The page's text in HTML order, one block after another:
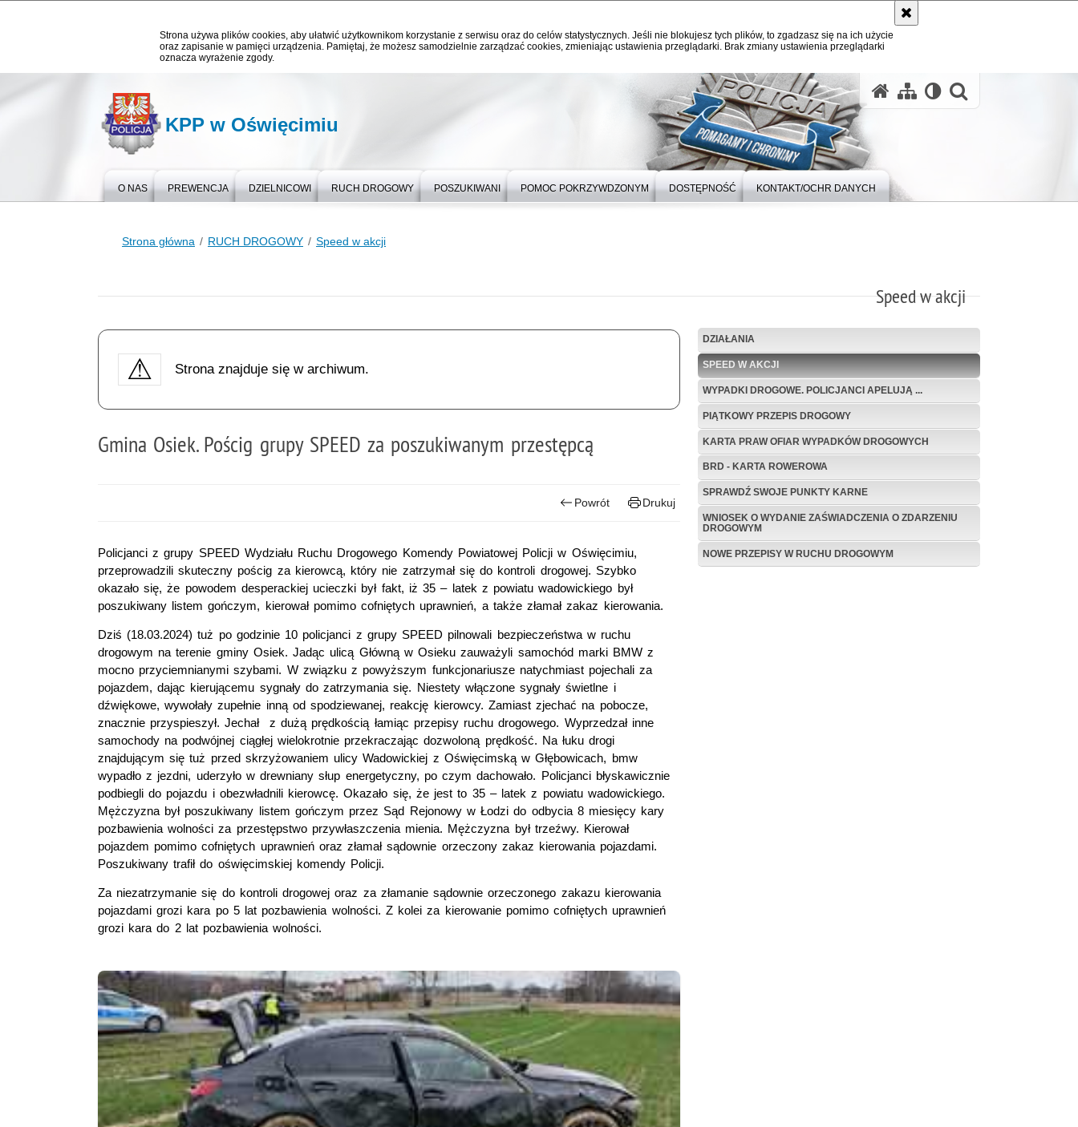
Strona używa plików cookies, aby ułatwić użytkownikom korzystanie z serwisu oraz do celów statystycznych. Jeśli nie blokujesz tych plików, to zgadzasz się na ich użycie
oraz zapisanie w pamięci urządzenia. Pamiętaj, że możesz samodzielnie zarządzać cookies, zmieniając ustawienia przeglądarki. Brak zmiany ustawienia przeglądarki
oznacza wyrażenie zgody.
KPP w Oświęcimiu
O NAS PREWENCJA DZIELNICOWI RUCH DROGOWY POSZUKIWANI POMOC POKRZYWDZONYM DOSTĘPNOŚĆ KONTAKT/OCHR DANYCH
Strona główna RUCH DROGOWY Speed w akcji
Speed w akcji
Strona znajduje się w archiwum.
Gmina Osiek. Pościg grupy SPEED za poszukiwanym przestępcą
Powrót Drukuj
Policjanci z grupy SPEED Wydziału Ruchu Drogowego Komendy Powiatowej Policji w Oświęcimiu,
przeprowadzili skuteczny pościg za kierowcą, który nie zatrzymał się do kontroli drogowej. Szybko
okazało się, że powodem desperackiej ucieczki był fakt, iż 35 – latek z powiatu wadowickiego był
poszukiwany listem gończym, kierował pomimo cofniętych uprawnień, a także złamał zakaz kierowania.
Dziś (18.03.2024) tuż po godzinie 10 policjanci z grupy SPEED pilnowali bezpieczeństwa w ruchu
drogowym na terenie gminy Osiek. Jadąc ulicą Główną w Osieku zauważyli samochód marki BMW z
mocno przyciemnianymi szybami. W związku z powyższym funkcjonariusze natychmiast pojechali za
pojazdem, dając kierującemu sygnały do zatrzymania się. Niestety włączone sygnały świetlne i
dźwiękowe, wywołały zupełnie inną od spodziewanej, reakcję kierowcy. Zamiast zjechać na pobocze,
znacznie przyspieszył. Jechał z dużą prędkością łamiąc przepisy ruchu drogowego. Wyprzedzał inne
samochody na podwójnej ciągłej wielokrotnie przekraczając dozwoloną prędkość. Na łuku drogi
znajdującym się tuż przed skrzyżowaniem ulicy Wadowickiej z Oświęcimską w Głębowicach, bmw
wypadło z jezdni, uderzyło w drewniany słup energetyczny, po czym dachowało. Policjanci błyskawicznie
podbiegli do pojazdu i obezwładnili kierowcę. Okazało się, że jest to 35 – latek z powiatu wadowickiego.
Mężczyzna był poszukiwany listem gończym przez Sąd Rejonowy w Łodzi do odbycia 8 miesięcy kary
pozbawienia wolności za przestępstwo przywłaszczenia mienia. Mężczyzna był trzeźwy. Kierował
pojazdem pomimo cofniętych uprawnień oraz złamał sądownie orzeczony zakaz kierowania pojazdami.
Poszukiwany trafił do oświęcimskiej komendy Policji.
Za niezatrzymanie się do kontroli drogowej oraz za złamanie sądownie orzeczonego zakazu kierowania
pojazdami grozi kara po 5 lat pozbawienia wolności. Z kolei za kierowanie pomimo cofniętych uprawnień
grozi kara do 2 lat pozbawienia wolności.
DZIAŁANIA
SPEED W AKCJI
WYPADKI DROGOWE. POLICJANCI APELUJĄ ...
PIĄTKOWY PRZEPIS DROGOWY
KARTA PRAW OFIAR WYPADKÓW DROGOWYCH
BRD - KARTA ROWEROWA
SPRAWDŹ SWOJE PUNKTY KARNE
WNIOSEK O WYDANIE ZAŚWIADCZENIA O ZDARZENIU
DROGOWYM
NOWE PRZEPISY W RUCHU DROGOWYM